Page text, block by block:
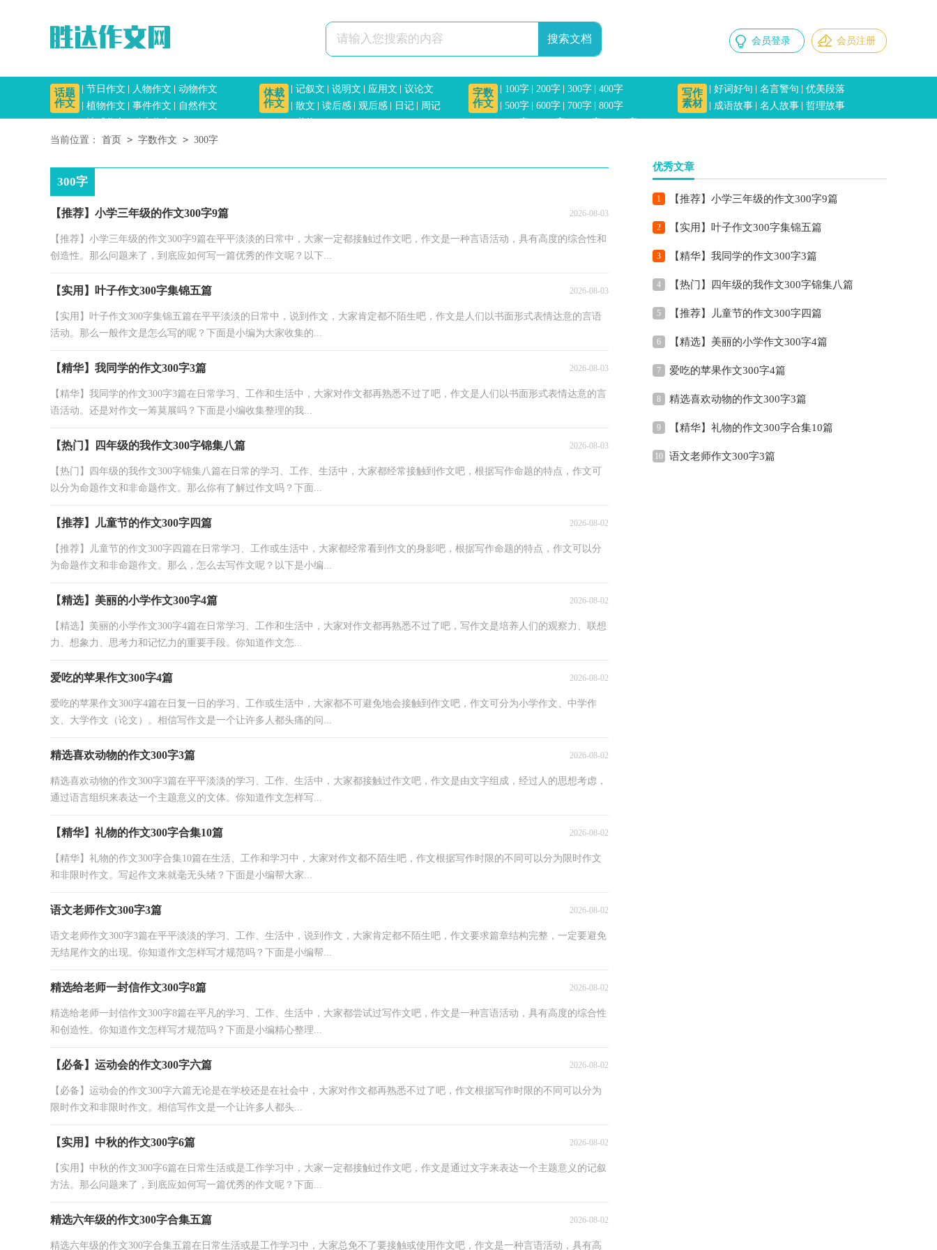
会员登录 会员注册
话题
作文
节日作文 人物作文
动物作文
植物作文
事件作文
自然作文
体裁
作文
记叙文 说明文 应用文
议论文
散文
读后感 观后感 日记
周记
字数
作文
100字 200字 300字
400字
500字
600字 700字
800字
写作
素材
好词好句 名言警句
优美段落
成语故事
名人故事 哲理故事
当前位置： 首页 > 字数作文 > 300字
300字
【推荐】小学三年级的作文300字9篇 2026-08-03
【推荐】小学三年级的作文300字9篇在平平淡淡的日常中，大家一定都接触过作文吧，作文是一种言语活动，具有高度的综合性和
创造性。那么问题来了，到底应如何写一篇优秀的作文呢？以下...
【实用】叶子作文300字集锦五篇 2026-08-03
【实用】叶子作文300字集锦五篇在平平淡淡的日常中，说到作文，大家肯定都不陌生吧，作文是人们以书面形式表情达意的言语
活动。那么一般作文是怎么写的呢？下面是小编为大家收集的...
【精华】我同学的作文300字3篇 2026-08-03
【精华】我同学的作文300字3篇在日常学习、工作和生活中，大家对作文都再熟悉不过了吧，作文是人们以书面形式表情达意的言
语活动。还是对作文一筹莫展吗？下面是小编收集整理的我...
【热门】四年级的我作文300字锦集八篇 2026-08-03
【热门】四年级的我作文300字锦集八篇在日常的学习、工作、生活中，大家都经常接触到作文吧，根据写作命题的特点，作文可
以分为命题作文和非命题作文。那么你有了解过作文吗？下面...
【推荐】儿童节的作文300字四篇 2026-08-02
【推荐】儿童节的作文300字四篇在日常学习、工作或生活中，大家都经常看到作文的身影吧，根据写作命题的特点，作文可以分
为命题作文和非命题作文。那么，怎么去写作文呢？以下是小编...
【精选】美丽的小学作文300字4篇 2026-08-02
【精选】美丽的小学作文300字4篇在日常学习、工作和生活中，大家对作文都再熟悉不过了吧，写作文是培养人们的观察力、联想
力、想象力、思考力和记忆力的重要手段。你知道作文怎...
爱吃的苹果作文300字4篇 2026-08-02
爱吃的苹果作文300字4篇在日复一日的学习、工作或生活中，大家都不可避免地会接触到作文吧，作文可分为小学作文、中学作
文、大学作文（论文）。相信写作文是一个让许多人都头痛的问...
精选喜欢动物的作文300字3篇 2026-08-02
精选喜欢动物的作文300字3篇在平平淡淡的学习、工作、生活中，大家都接触过作文吧，作文是由文字组成，经过人的思想考虑，
通过语言组织来表达一个主题意义的文体。你知道作文怎样写...
【精华】礼物的作文300字合集10篇 2026-08-02
【精华】礼物的作文300字合集10篇在生活、工作和学习中，大家对作文都不陌生吧，作文根据写作时限的不同可以分为限时作文
和非限时作文。写起作文来就毫无头绪？下面是小编帮大家...
语文老师作文300字3篇 2026-08-02
语文老师作文300字3篇在平平淡淡的学习、工作、生活中，说到作文，大家肯定都不陌生吧，作文要求篇章结构完整，一定要避免
无结尾作文的出现。你知道作文怎样写才规范吗？下面是小编帮...
精选给老师一封信作文300字8篇 2026-08-02
精选给老师一封信作文300字8篇在平凡的学习、工作、生活中，大家都尝试过写作文吧，作文是一种言语活动，具有高度的综合性
和创造性。你知道作文怎样写才规范吗？下面是小编精心整理...
【必备】运动会的作文300字六篇 2026-08-02
【必备】运动会的作文300字六篇无论是在学校还是在社会中，大家对作文都再熟悉不过了吧，作文根据写作时限的不同可以分为
限时作文和非限时作文。相信写作文是一个让许多人都头...
【实用】中秋的作文300字6篇 2026-08-02
【实用】中秋的作文300字6篇在日常生活或是工作学习中，大家一定都接触过作文吧，作文是通过文字来表达一个主题意义的记叙
方法。那么问题来了，到底应如何写一篇优秀的作文呢？下面...
精选六年级的作文300字合集五篇 2026-08-02
精选六年级的作文300字合集五篇在日常生活或是工作学习中，大家总免不了要接触或使用作文吧，作文是一种言语活动，具有高
优秀文章
1 【推荐】小学三年级的作文300字9篇
2 【实用】叶子作文300字集锦五篇
3 【精华】我同学的作文300字3篇
4 【热门】四年级的我作文300字锦集八篇
5 【推荐】儿童节的作文300字四篇
6 【精选】美丽的小学作文300字4篇
7 爱吃的苹果作文300字4篇
8 精选喜欢动物的作文300字3篇
9 【精华】礼物的作文300字合集10篇
10 语文老师作文300字3篇